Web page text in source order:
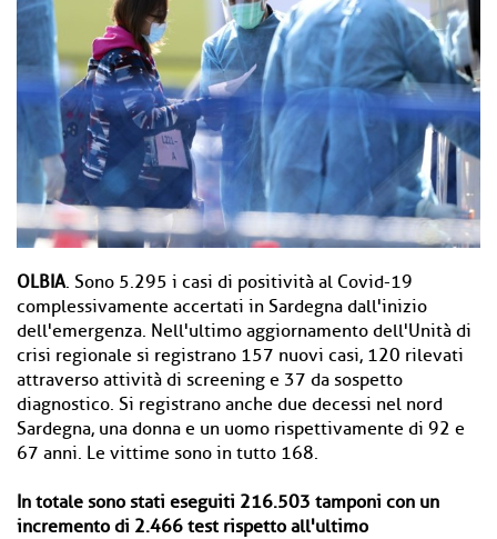
OLBIA. Sono 5.295 i casi di positività al Covid-19
complessivamente accertati in Sardegna dall'inizio
dell'emergenza. Nell'ultimo aggiornamento dell'Unità di
crisi regionale si registrano 157 nuovi casi, 120 rilevati
attraverso attività di screening e 37 da sospetto
diagnostico. Si registrano anche due decessi nel nord
Sardegna, una donna e un uomo rispettivamente di 92 e
67 anni. Le vittime sono in tutto 168.
In totale sono stati eseguiti 216.503 tamponi con un
incremento di 2.466 test rispetto all'ultimo